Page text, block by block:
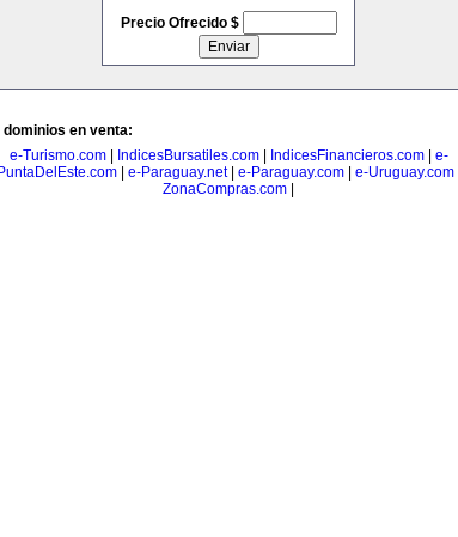
Precio Ofrecido $
dominios en venta:
e-Turismo.com| IndicesBursatiles.com| IndicesFinancieros.com| e-
PuntaDelEste.com| e-Paraguay.net| e-Paraguay.com| e-Uruguay.com|
ZonaCompras.com